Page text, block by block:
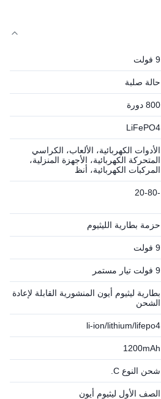
9 فولت
حالة صلبة
800 دورة
LiFePO4
الأدوات الكهربائية، الألعاب، الكراسي
المتحركة الكهربائية، الأجهزة المنزلية،
المركبات الكهربائية، أنظ
-20-80
حزمة بطارية الليثيوم
9 فولت
9 فولت تيار مستمر
بطارية ليثيوم أيون المنشورية القابلة لإعادة
الشحن
li-ion/lithium/lifepo4
1200mAh
شحن النوع C.
الصف الأول ليثيوم أيون